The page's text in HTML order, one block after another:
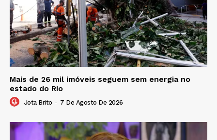
Mais de 26 mil imóveis seguem sem energia no
estado do Rio
Jota Brito - 7 De Agosto De 2026